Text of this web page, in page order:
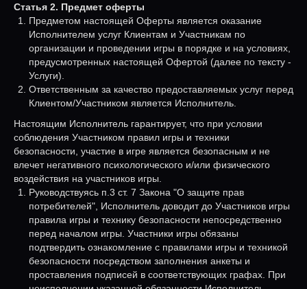
Статья 2. Предмет оферты
Предметом настоящей Оферты является оказание
Исполнителем услуг Клиентам и Участникам по
организации и проведении игры в порядке и на условиях,
предусмотренных настоящей Офертой (далее по тексту -
Услуги).
Ответственным за качество предоставляемых услуг перед
Клиентом/Участником является Исполнитель.
Настоящим Исполнитель гарантирует, что при условии
соблюдения Участником правил игры и техники
безопасности, участие в игре является безопасным и не
влечет негативного психологического и/или физического
воздействия на участников игры.
Руководствуясь п.3 ст. 7 Закона "О защите прав
потребителей", Исполнитель доводит до Участников игры
правила игры и технику безопасности непосредственно
перед началом игры. Участники игры обязаны
подтвердить ознакомление с правилами игры и техникой
безопасности посредством заполнения анкеты и
проставления подписей в соответствующих графах. При